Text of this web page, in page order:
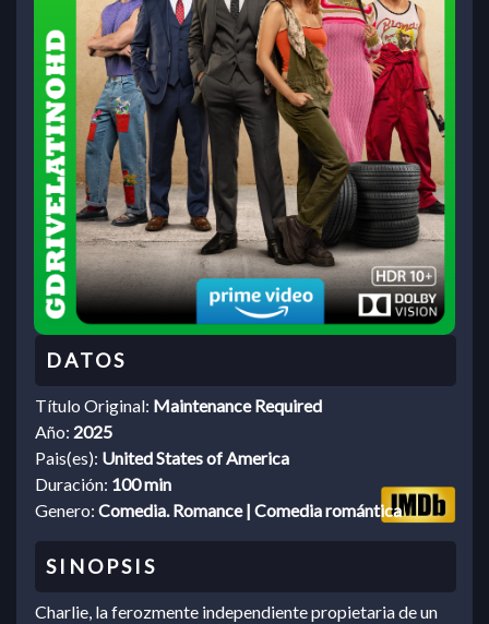
Título Original: Maintenance Required
Año: 2025
Pais(es): United States of America
Duración: 100 min
Genero: Comedia. Romance | Comedia romántica
Charlie, la ferozmente independiente propietaria de un